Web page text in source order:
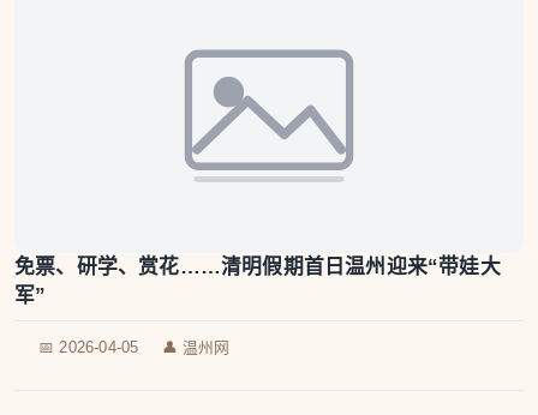
免票、研学、赏花……清明假期首日温州迎来“带娃大
军”
📅 2026-04-05 👤 温州网